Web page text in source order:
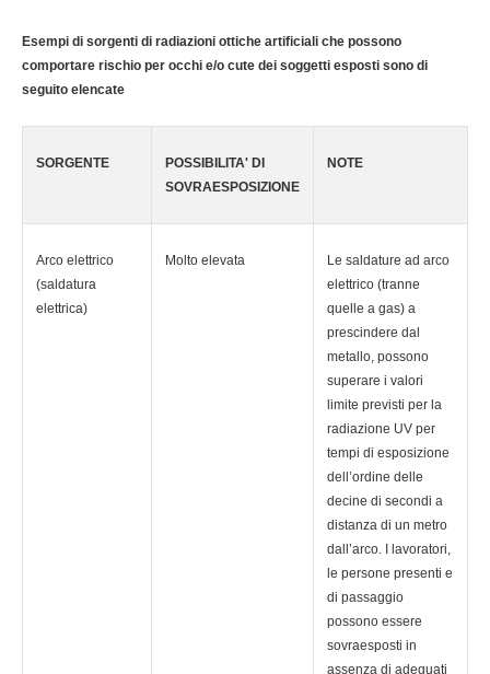
Esempi di sorgenti di radiazioni ottiche artificiali che possono
comportare rischio per occhi e/o cute dei soggetti esposti sono di
seguito elencate
SORGENTE
POSSIBILITA' DI
SOVRAESPOSIZIONE
NOTE
Arco elettrico
(saldatura
elettrica)
Molto elevata
Le saldature ad arco
elettrico (tranne
quelle a gas) a
prescindere dal
metallo, possono
superare i valori
limite previsti per la
radiazione UV per
tempi di esposizione
dell’ordine delle
decine di secondi a
distanza di un metro
dall’arco. I lavoratori,
le persone presenti e
di passaggio
possono essere
sovraesposti in
assenza di adeguati